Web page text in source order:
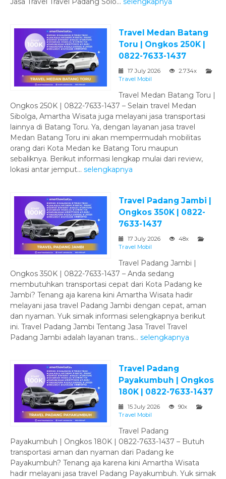
Travel Medan Batang
Toru | Ongkos 250K |
0822-7633-1437
17 July 2026
2.734x
Travel Mobil
Travel Medan Batang Toru |
Ongkos 250K | 0822-7633-1437 – Selain travel Medan
Sibolga, Amartha Wisata juga melayani jasa transportasi
lainnya di Batang Toru. Ya, dengan layanan jasa travel
Medan Batang Toru ini akan mempermudah mobilitas
orang dari Kota Medan ke Batang Toru maupun
sebaliknya. Berikut informasi lengkap mulai dari review,
lokasi antar jemput... selengkapnya
Travel Padang Jambi |
Ongkos 350K | 0822-
7633-1437
17 July 2026
48x
Travel Mobil
Travel Padang Jambi |
Ongkos 350K | 0822-7633-1437 – Anda sedang
membutuhkan transportasi cepat dari Kota Padang ke
Jambi? Tenang aja karena kini Amartha Wisata hadir
melayani jasa travel Padang Jambi dengan cepat, aman
dan nyaman. Yuk simak informasi selengkapnya berikut
ini. Travel Padang Jambi Tentang Jasa Travel Travel
Padang Jambi adalah layanan trans... selengkapnya
Travel Padang
Payakumbuh | Ongkos
180K | 0822-7633-1437
15 July 2026
90x
Travel Mobil
Travel Padang
Payakumbuh | Ongkos 180K | 0822-7633-1437 – Butuh
transportasi aman dan nyaman dari Padang ke
Payakumbuh? Tenang aja karena kini Amartha Wisata
hadir melayani jasa travel Padang Payakumbuh. Yuk simak